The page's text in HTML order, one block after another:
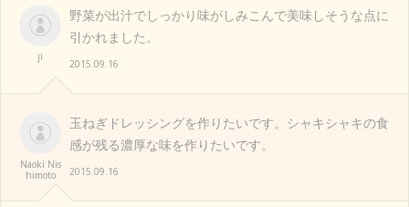
ji
野菜が出汁でしっかり味がしみこんで美味しそうな点に
引かれました。
2015.09.16
Naoki Nis
himoto
玉ねぎドレッシングを作りたいです。シャキシャキの食
感が残る濃厚な味を作りたいです。
2015.09.16